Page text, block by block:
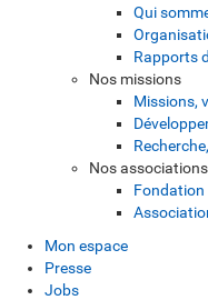
Qui
Rapports
Nos missions
Missions,
Nos associations
Fondation
Mon espace
Presse
Jobs